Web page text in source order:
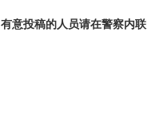
有意投稿的人员请在警察内